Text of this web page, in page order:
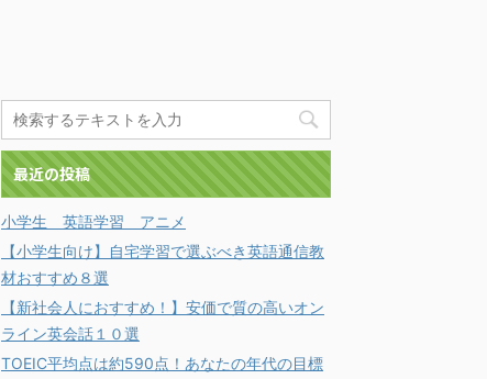
最近の投稿
小学生 英語学習 アニメ
【小学生向け】自宅学習で選ぶべき英語通信教
材おすすめ８選
【新社会人におすすめ！】安価で質の高いオン
ライン英会話１０選
TOEIC平均点は約590点！あなたの年代の目標